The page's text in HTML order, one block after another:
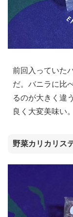
前回入っていた
だ。バニラに比
るのが大きく違
良く大変美味い。
野菜カリカリス